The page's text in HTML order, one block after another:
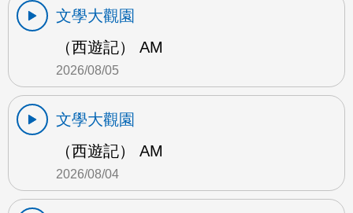
文學大觀園
（西遊記） AM
2026/08/05
文學大觀園
（西遊記） AM
2026/08/04